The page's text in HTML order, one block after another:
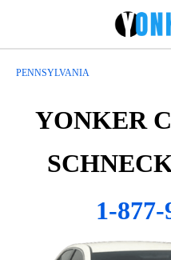
PENNSYLVANIA
YONKER
1-877-